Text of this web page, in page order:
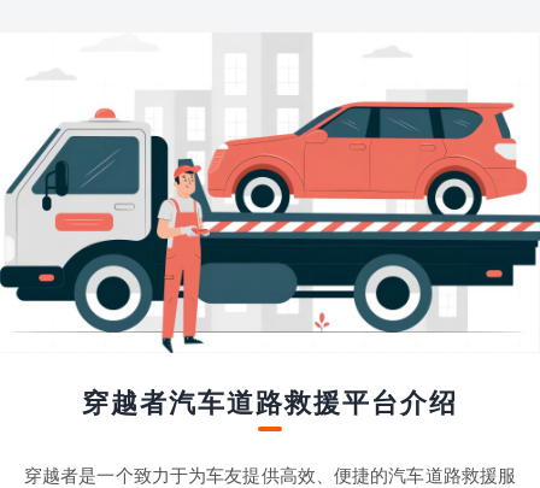
穿越者汽车道路救援平台介绍
穿越者是一个致力于为车友提供高效、便捷的汽车道路救援服